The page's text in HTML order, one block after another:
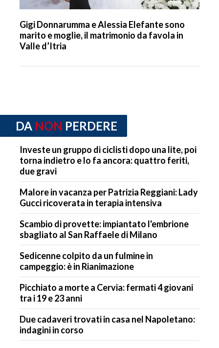
Gigi Donnarumma e Alessia Elefante sono
marito e moglie, il matrimonio da favola in
Valle d’Itria
DA NON PERDERE
Investe un gruppo di ciclisti dopo una lite, poi
torna indietro e lo fa ancora: quattro feriti,
due gravi
Malore in vacanza per Patrizia Reggiani: Lady
Gucci ricoverata in terapia intensiva
Scambio di provette: impiantato l'embrione
sbagliato al San Raffaele di Milano
Sedicenne colpito da un fulmine in
campeggio: è in Rianimazione
Picchiato a morte a Cervia: fermati 4 giovani
tra i 19 e 23 anni
Due cadaveri trovati in casa nel Napoletano:
indagini in corso